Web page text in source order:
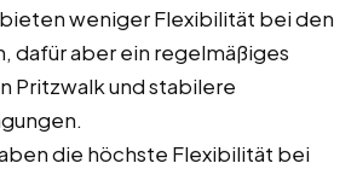
bieten weniger Flexibilität bei den
dafür aber ein regelmäßiges
Pritzwalk und stabilere
die höchste Flexibilität bei